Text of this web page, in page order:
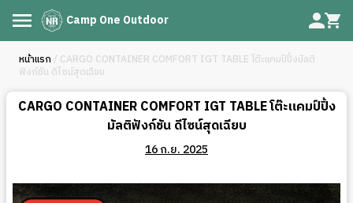
Camp One Outdoor
หน้าแรก / CARGO CONTAINER COMFORT IGT TABLE โต๊ะแคมป์ปิ้งมัลติ
ฟังก์ชัน ดีไซน์สุดเฉียบ
CARGO CONTAINER COMFORT IGT TABLE โต๊ะแคมป์ปิ้ง
มัลติฟังก์ชัน ดีไซน์สุดเฉียบ
16 ก.ย. 2025